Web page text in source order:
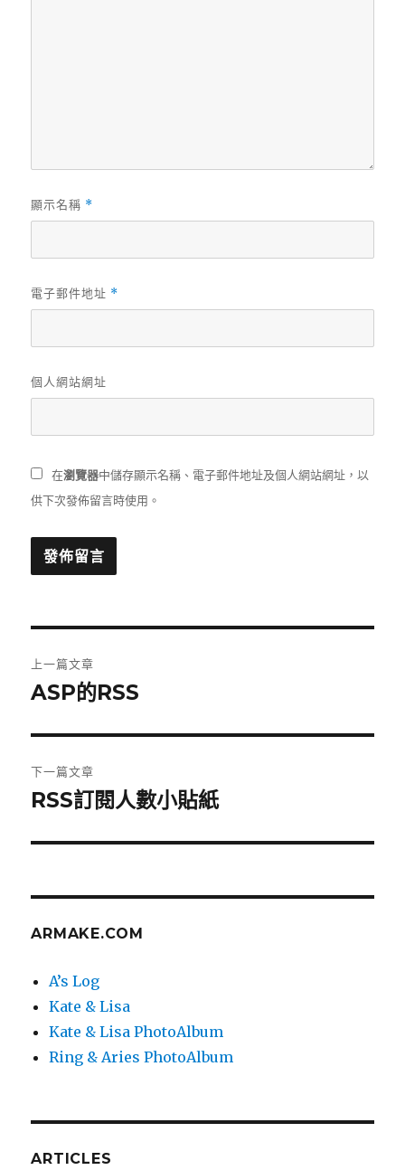
顯示名稱 *
電子郵件地址 *
個人網站網址
在瀏覽器中儲存顯示名稱、電子郵件地址及個人網站網址，以
供下次發佈留言時使用。
章
覽
上一篇文章
上
篇
文
章:
ASP的RSS
下一篇文章
下
篇
章:
RSS訂閱人數小貼紙
ARMAKE.COM
A’s Log
Kate & Lisa
Kate & Lisa PhotoAlbum
Ring & Aries PhotoAlbum
ARTICLES